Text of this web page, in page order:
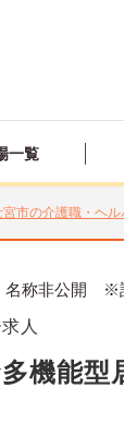
一覧
宮市の介護職・ヘル
名称非公開 ※
人
機能型